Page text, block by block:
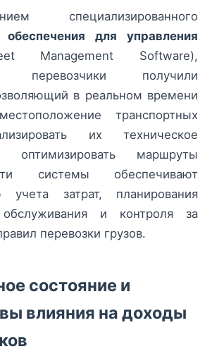
специализированного
обеспечения для управления
Management Software),
перевозчики получили
в реальном времени
транспортных
их техническое
оптимизировать маршруты
системы обеспечивают
учета затрат, планирования
обслуживания и контроля за
перевозки грузов.
состояние и
влияния на доходы